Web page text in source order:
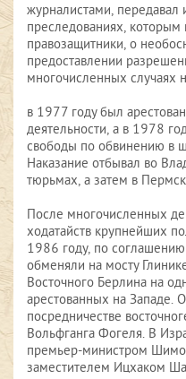
журналистами,
преследованиях, которым
правозащитники, о
предоставлении
многочисленных случаях
в 1977 году был
деятельности, а в 1978
свободы по обвинению в
Наказание отбывал во
тюрьмах, а затем в
После многочисленных
ходатайств крупнейших
1986 году, по
обменяли на мосту
Восточного Берлина на
арестованных на Западе.
посредничестве
Вольфганга Фогеля. В
премьер-министром
заместителем Ицхаком